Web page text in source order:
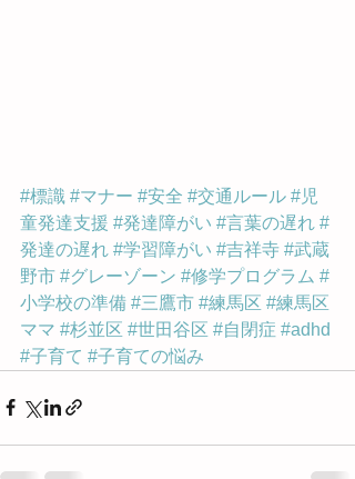
#標識 #マナー #安全 #交通ルール #児
童発達支援 #発達障がい #言葉の遅れ #
発達の遅れ #学習障がい #吉祥寺 #武蔵
野市 #グレーゾーン #修学プログラム #
小学校の準備 #三鷹市 #練馬区 #練馬区
ママ #杉並区 #世田谷区 #自閉症 #adhd
#子育て #子育ての悩み